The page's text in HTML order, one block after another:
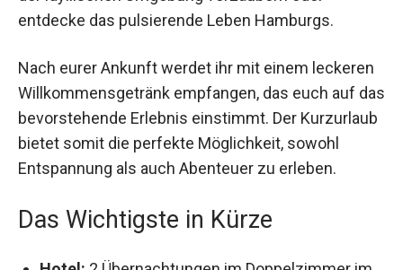
entdecke das pulsierende Leben Hamburgs.
Nach eurer Ankunft werdet ihr mit einem
leckeren Willkommensgetränk empfangen, das
euch auf das bevorstehende Erlebnis einstimmt.
Der Kurzurlaub bietet somit die perfekte
Möglichkeit, sowohl Entspannung als auch
Das Wichtigste in Kürze